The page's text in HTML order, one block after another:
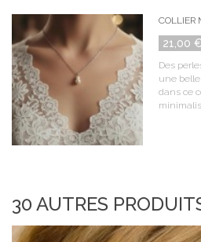
COLLIER
21,00 €
Des
une
dans ce
30 AUTRES